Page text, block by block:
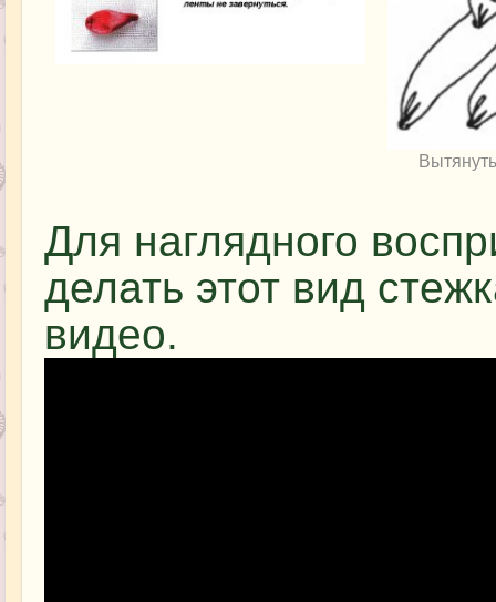
Для наглядного
делать этот вид
видео.